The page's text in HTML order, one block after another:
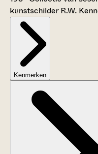
kunstschilder R.W.
Kenmerken